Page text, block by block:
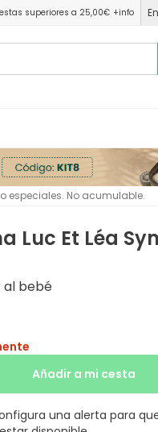
superiores a 25,00€ +info
especiales. No acumulable.
Luc Et Léa
al bebé
Añadir a mi cesta
una alerta para